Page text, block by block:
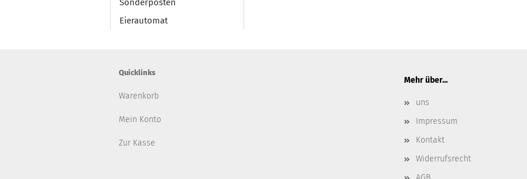
Sonderposten
Eierautomat
Quicklinks
Warenkorb
Mein Konto
Zur Kasse
Mehr über...
uns
Impressum
Kontakt
Widerrufsrecht